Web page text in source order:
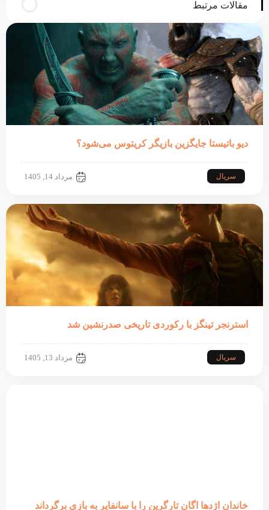
مقالات مرتبط
دیو باتیستا جایگزین بازیگر کریتوس می‌شود؟
سریال مرداد 14, 1405
استرنجر تینگز با رکوردی تاریخی صدرنشین شد
سریال مرداد 13, 1405
خاندان اژدها اگان تارگرین را با سانفایر به بازی برگرداند